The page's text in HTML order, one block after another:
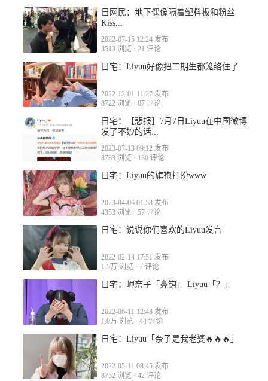
2022-08-28 15:10
2022-08-28 17:29
2022-08-31 00:05
2022-08-28 19:00
日网民：地下偶像隔着塑料板和粉丝
Kiss...
2022-07-15 12:24 发布
3513 浏览 · 21 评论
日宅：Liyuu好像把二期生都笼络住了
2022-12-01 11:27 发布
8722 浏览 · 87 评论
日宅：【悲报】7月7日Liyuu在中国微博
发了不妙的话...
2023-07-13 09:12 发布
8783 浏览 · 130 评论
日宅：Liyuu的旗袍打扮www
2023-04-06 01:58 发布
4353 浏览 · 57 评论
日宅：说说你们喜欢的Liyuu发言
2022-02-14 17:51 发布
1.5万 浏览 · 7 评论
日宅：岬奈子「鼻钩」 Liyuu「？」
2022-06-11 12:43 发布
1.0万 浏览 · 44 评论
日宅：Liyuu「奈子是我老婆🔥🔥🔥」
2022-05-11 08:45 发布
8752 浏览 · 42 评论